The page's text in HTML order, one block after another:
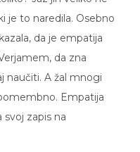
je to naredila. Osebno
da je empatija
da zna
naučiti. A žal mnogi
Empatija
svoj zapis na